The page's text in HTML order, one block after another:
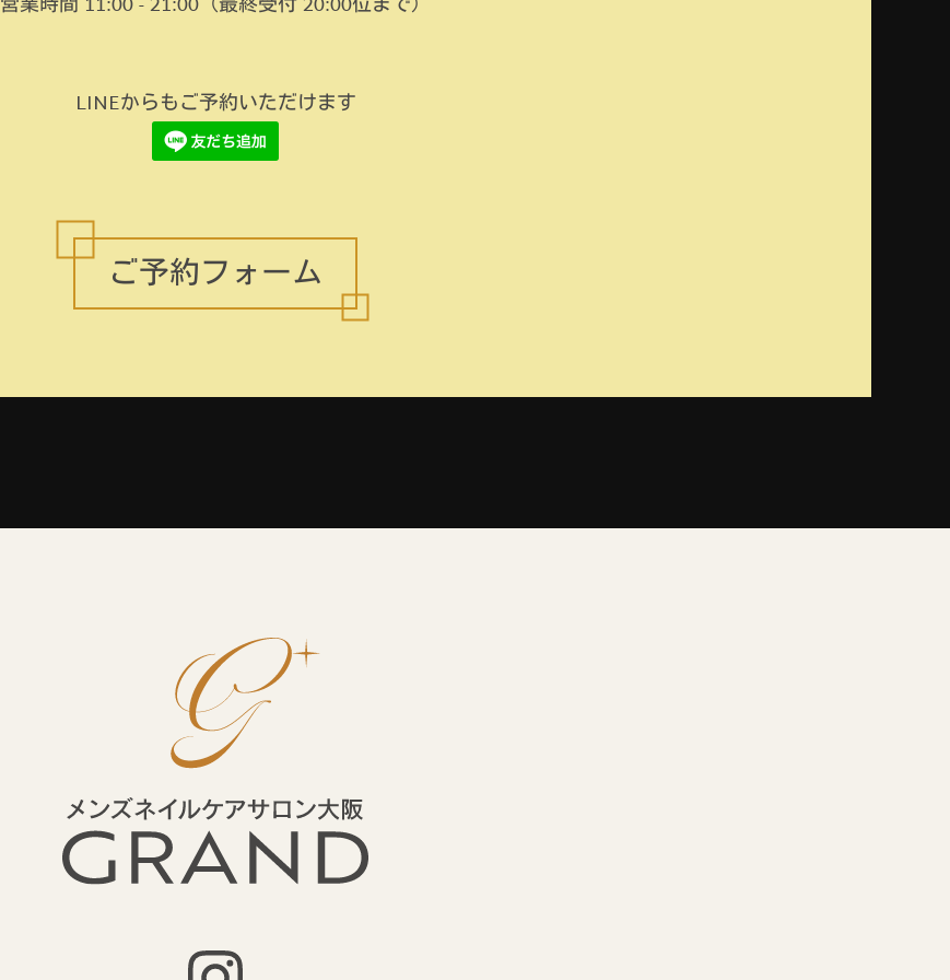
LINEからもご予約いただけます
ご予約フォーム